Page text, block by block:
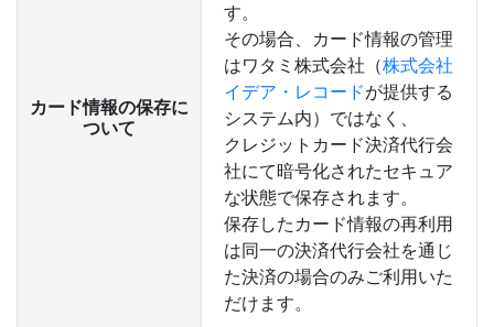
カード情報の保存に
ついて
す。
その場合、カード情報の管理
はワタミ株式会社（株式会社
イデア・レコードが提供する
システム内）ではなく、
クレジットカード決済代行会
社にて暗号化されたセキュア
な状態で保存されます。
保存したカード情報の再利用
は同一の決済代行会社を通じ
た決済の場合のみご利用いた
だけます。